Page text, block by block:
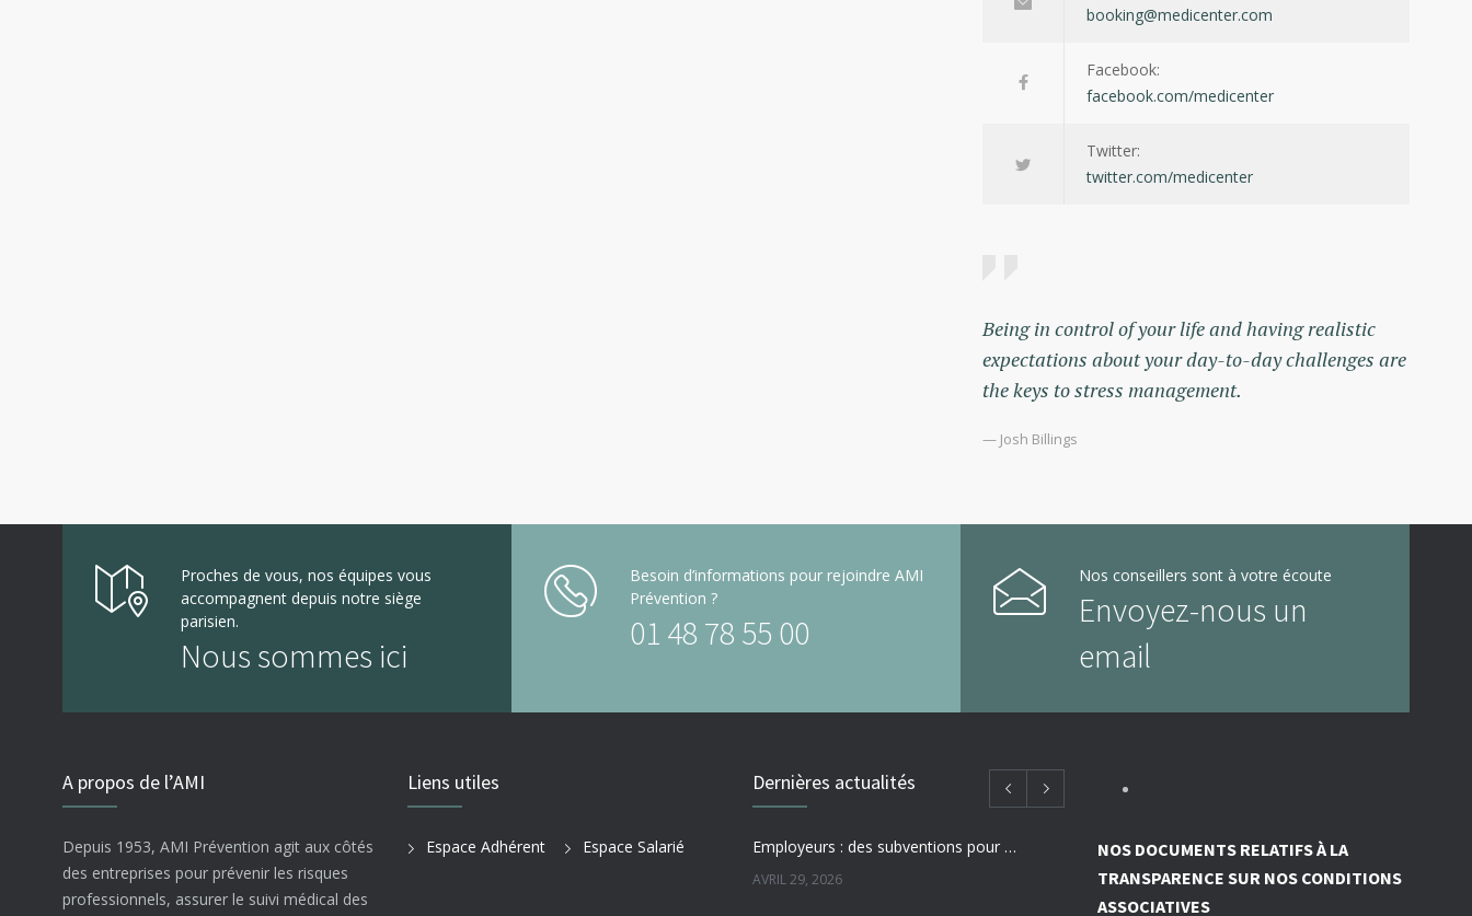
booking@medicenter.com
Facebook:
facebook.com/medicenter
Twitter:
twitter.com/medicenter
Being in control of your life and having realistic
expectations about your day-to-day challenges are
the keys to stress management.
— Josh Billings
Proches de vous, nos équipes vous
accompagnent depuis notre siège
parisien.
Nous sommes ici
Besoin d’informations pour rejoindre AMI
Prévention ?
01 48 78 55 00
Nos conseillers sont à votre écoute
Envoyez-nous un
email
A propos de l’AMI
Depuis 1953, AMI Prévention agit aux côtés
des entreprises pour prévenir les risques
professionnels, assurer le suivi médical des
Liens utiles
Espace Adhérent Espace Salarié
Dernières actualités
Employeurs : des subventions pour financer vos actions de prévention des risques professionnels
AVRIL 29, 2026
NOS DOCUMENTS RELATIFS À LA
TRANSPARENCE SUR NOS CONDITIONS
ASSOCIATIVES